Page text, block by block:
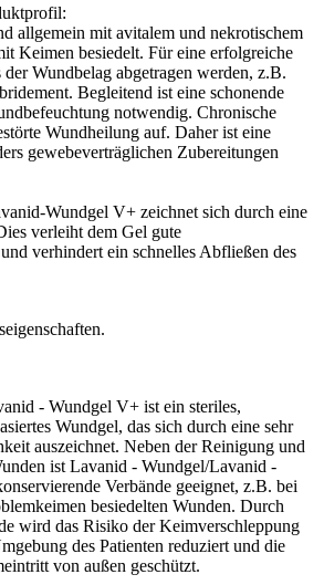
allgemein mit avitalem und nekrotischem
Keimen besiedelt. Für eine erfolgreiche
Wundbelag abgetragen werden, z.B.
Begleitend ist eine schonende
notwendig. Chronische
Wundheilung auf. Daher ist eine
gewebeverträglichen Zubereitungen
Wundgel V+ zeichnet sich durch eine
verleiht dem Gel gute
verhindert ein schnelles Abfließen des
- Wundgel V+ ist ein steriles,
Wundgel, das sich durch eine sehr
auszeichnet. Neben der Reinigung und
ist Lavanid - Wundgel/Lavanid -
Verbände geeignet, z.B. bei
besiedelten Wunden. Durch
wird das Risiko der Keimverschleppung
des Patienten reduziert und die
von außen geschützt.